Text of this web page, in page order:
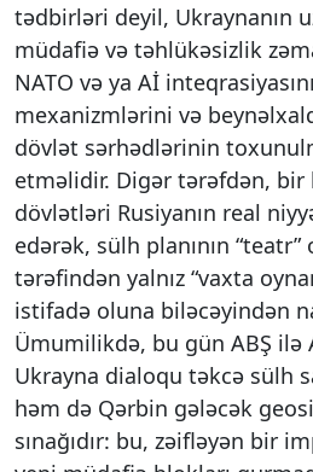
tədbirləri deyil, Ukraynanın
müdafiə və təhlükəsizlik
NATO və ya Aİ
mexanizmlərini və
dövlət sərhədlərinin
etməlidir. Digər tərəfdən, bir
dövlətləri Rusiyanın real
edərək, sülh planının “teatr”
tərəfindən yalnız “vaxta
istifadə oluna biləcəyindən
Ümumilikdə, bu gün ABŞ ilə
Ukrayna dialoqu təkcə sülh
həm də Qərbin gələcək
sınağıdır: bu, zəifləyən bir